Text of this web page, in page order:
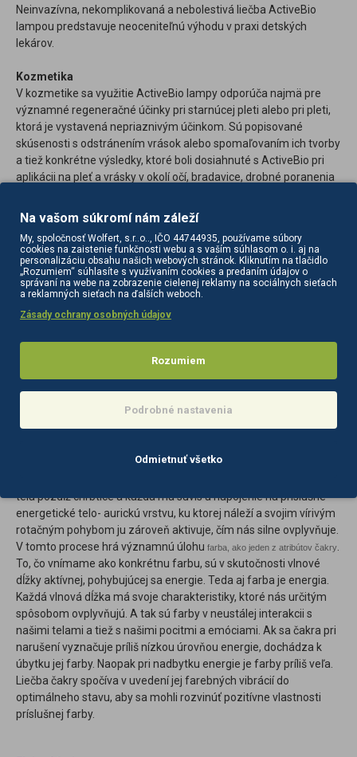
Neinvazívna, nekomplikovaná a nebolestivá liečba ActiveBio
lampou predstavuje neoceniteľnú výhodu v praxi detských
lekárov.
Kozmetika
V kozmetike sa využitie ActiveBio lampy odporúča najmä pre
významné regeneračné účinky pri starnúcej pleti alebo pri pleti,
ktorá je vystavená nepriaznivým účinkom. Sú popisované
skúsenosti s odstránením vrások alebo spomaľovaním ich tvorby
a tiež konkrétne výsledky, ktoré boli dosiahnuté s ActiveBio pri
aplikácii na pleť a vrásky v okolí očí, bradavice, drobné poranenia
Terapie farbami pre biolampy, terapie celkovej pohody pre
ľudí, ktorí dbajú na svoje zdravie
Ľudská aura má oblasti, ktoré slúžia ako skladiská energie.
Nazývajú sa „čakry“.Keďže aura je výsledkom vzájomného
pôsobenia dvoch silových polí, v miestach stretu týchto dvoch
zásobou prijatej energie – čakry – ktorú ďalej rozdeľujú do
fyzického tela. Čakry tak ovplyvňujú telesný, emocionálny,
mentálny a duchovný stav človeka. Každá čakra pracuje na svojej
optimálnej frekvencii, ktorá zodpovedá konkrétnej farbe a zvuku.
Blokády v jednej čakre sa pri dlhšom trvaní prejavia vždy aj v
ostatných čakrách, čo sa znova odrazí v destabilizácii
tela pozdĺž chrbtice a každá má súvis a napojenie na príslušné
energetické telo- aurickú vrstvu, ku ktorej náleží a svojim vírivým
rotačným pohybom ju zároveň aktivuje, čím nás silne ovplyvňuje.
V tomto procese hrá významnú úlohu farba, ako jeden z atribútov čakry
To, čo vnímame ako konkrétnu farbu, sú v skutočnosti vlnové
dĺžky aktívnej, pohybujúcej sa energie. Teda aj farba je energia.
Každá vlnová dĺžka má svoje charakteristiky, ktoré nás určitým
spôsobom ovplyvňujú. A tak sú farby v neustálej interakcii s
našimi telami a tiež s našimi pocitmi a emóciami. Ak sa čakra pri
narušení vyznačuje príliš nízkou úrovňou energie, dochádza k
úbytku jej farby. Naopak pri nadbytku energie je farby príliš veľa.
Liečba čakry spočíva v uvedení jej farebných vibrácií do
optimálneho stavu, aby sa mohli rozvinúť pozitívne vlastnosti
príslušnej farby.
Na vašom súkromí nám záleží
My, spoločnosť Wolfert, s.r..o.., IČO 44744935, používame súbory
cookies na zaistenie funkčnosti webu a s vaším súhlasom o. i. aj na
personalizáciu obsahu našich webových stránok. Kliknutím na tlačidlo
„Rozumiem“ súhlasíte s využívaním cookies a predaním údajov o
správaní na webe na zobrazenie cielenej reklamy na sociálnych sieťach
a reklamných sieťach na ďalších weboch.
Zásady ochrany osobných údajov
Rozumiem
Podrobné nastavenia
Odmietnuť všetko